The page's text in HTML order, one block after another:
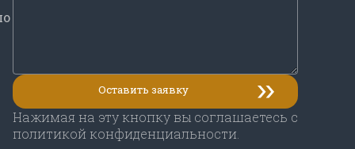
Нажимая на эту кнопку вы соглашаетесь с
политикой конфиденциальности.